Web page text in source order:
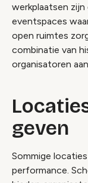
werkplaatsen
eventspaces
open ruimtes
combinatie van
organisatoren aan.
geven
Sommige
performance.